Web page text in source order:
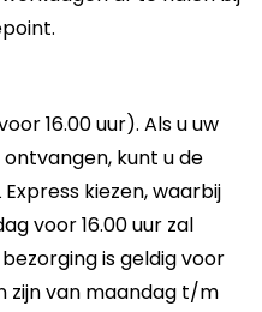
16.00 uur). Als u uw
kunt u de
kiezen, waarbij
voor 16.00 uur zal
is geldig voor
zijn van maandag t/m